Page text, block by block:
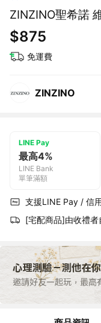
ZINZINO聖希諾
$875
免運費
ZINZINO
LINE Pay
最高4%
LINE Bank
單筆滿額
支援LINE Pay / 信
[宅配商品]由收禮者